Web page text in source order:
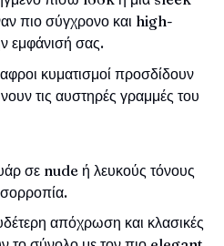
πιο σύγχρονο και high-
εμφάνισή σας.
κυματισμοί προσδίδουν
τις αυστηρές γραμμές του
σε nude ή λευκούς τόνους
απόχρωση και κλασικές